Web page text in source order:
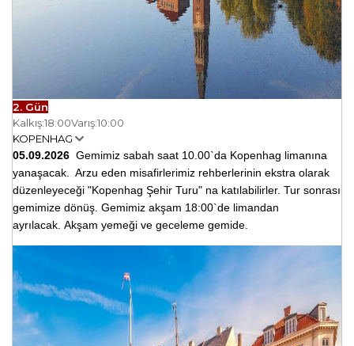
2. Gün
Kalkış:18:00Varış:10:00
KOPENHAG
05.09.2026 Gemimiz sabah saat 10.00`da Kopenhag limanına
yanaşacak. Arzu eden misafirlerimiz rehberlerinin ekstra olarak
düzenleyeceği "Kopenhag Şehir Turu" na katılabilirler. Tur sonrası
gemimize dönüş. Gemimiz akşam 18:00`de limandan
ayrılacak. Akşam yemeği ve geceleme gemide.